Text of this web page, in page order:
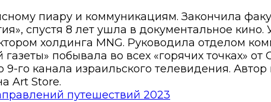
пиару и коммуникациям. Закончила
спустя 8 лет ушла в документальное
холдинга MNG. Руководила отделом
побывала во всех «горячих точках»
го канала израильского телевидения.
Art Store.
путешествий 2023